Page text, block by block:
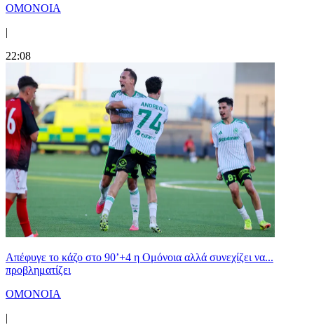
ΟΜΟΝΟΙΑ
|
22:08
Απέφυγε το κάζο στο 90’+4 η Ομόνοια αλλά συνεχίζει να...
προβληματίζει
ΟΜΟΝΟΙΑ
|